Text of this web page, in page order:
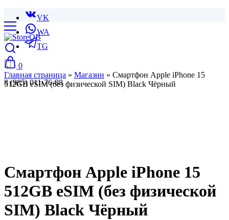
VK
WA
TG
8 (985) 011-76-88
0
Главная страница » Магазин » Смартфон Apple iPhone 15
512GB eSIM (без физической SIM) Black Чёрный
Смартфон Apple iPhone 15
512GB eSIM (без физической
SIM) Black Чёрный